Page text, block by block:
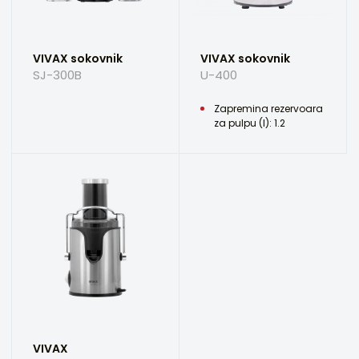
VIVAX sokovnik
SJ-300B
VIVAX sokovnik
U-400
Zapremina rezervoara
za pulpu (l): 1.2
VIVAX